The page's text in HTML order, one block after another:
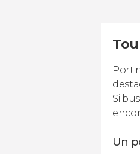
Si
Un